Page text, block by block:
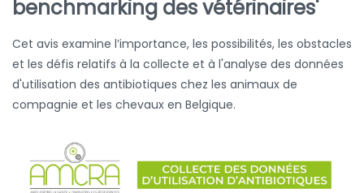
benchmarking des vétérinaires'
Cet avis examine l’importance, les possibilités, les obstacles
et les défis relatifs à la collecte et à l'analyse des données
d'utilisation des antibiotiques chez les animaux de
compagnie et les chevaux en Belgique.